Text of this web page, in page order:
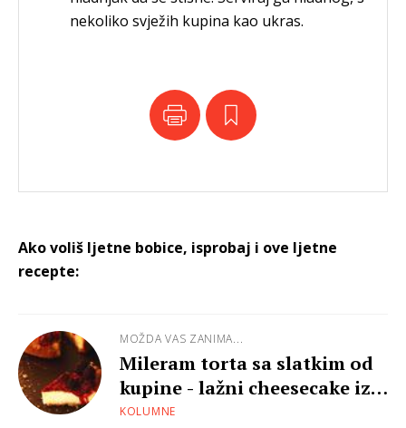
nekoliko svježih kupina kao ukras.
Ako voliš ljetne bobice, isprobaj i ove ljetne
recepte:
MOŽDA VAS ZANIMA...
Mileram torta sa slatkim od
kupine - lažni cheesecake iz
lonca
KOLUMNE